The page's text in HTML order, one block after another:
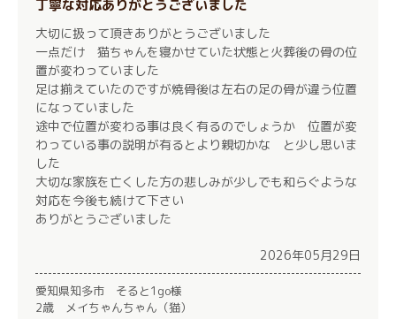
丁寧な対応ありがとうございました
大切に扱って頂きありがとうございました
一点だけ 猫ちゃんを寝かせていた状態と火葬後の骨の位
置が変わっていました
足は揃えていたのですが焼骨後は左右の足の骨が違う位置
になっていました
途中で位置が変わる事は良く有るのでしょうか 位置が変
わっている事の説明が有るとより親切かな と少し思いま
した
大切な家族を亡くした方の悲しみが少しでも和らぐような
対応を今後も続けて下さい
ありがとうございました
2026年05月29日
愛知県知多市 そると1go様
2歳 メイちゃんちゃん（猫）